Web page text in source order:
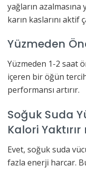
yağların azalmasına
karın kaslarını aktif
Yüzmeden
Yüzmeden 1-2 saat
içeren bir öğün
performansı artırır.
Soğuk Suda
Kalori Yaktırır
Evet, soğuk suda
fazla enerji harcar.